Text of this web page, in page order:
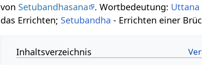
von Setubandhasana . Wortbedeutung: Uttana
das Errichten; Setubandha - Errichten einer
Inhaltsverzeichnis